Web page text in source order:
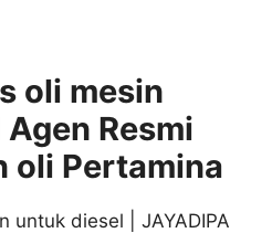
oli mesin
Agen Resmi
oli Pertamina
untuk diesel | JAYADIPA